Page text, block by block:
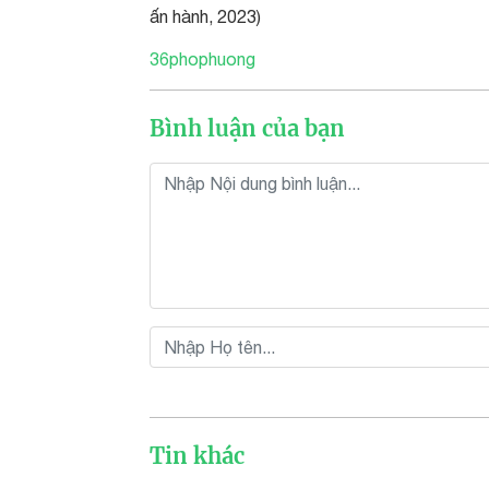
ấn hành, 2023)
36phophuong
Bình luận của bạn
Tin khác